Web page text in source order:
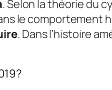
. Selon la théorie du
le comportement
. Dans l’histoire